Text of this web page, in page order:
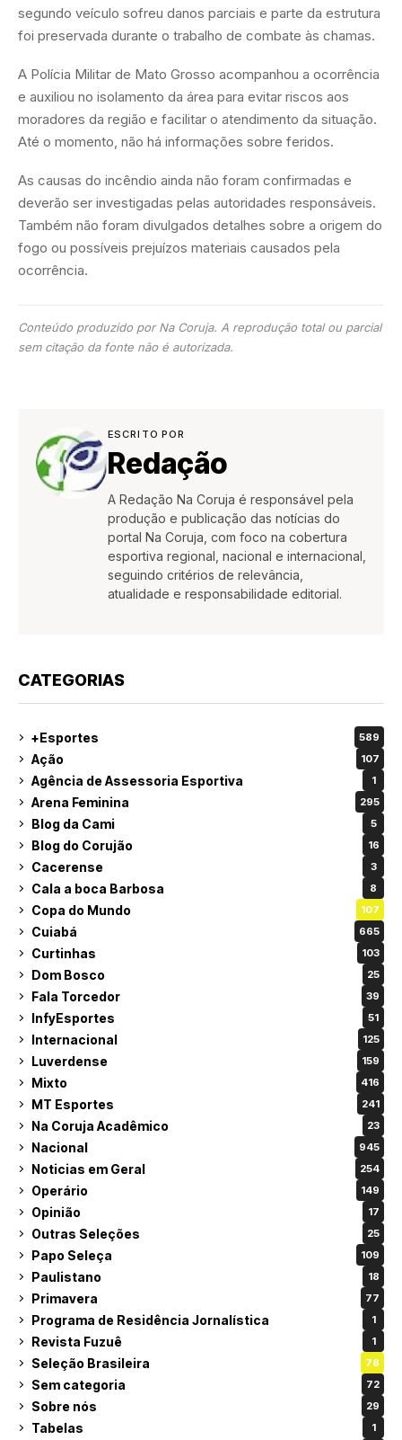
segundo veículo sofreu danos parciais e parte da estrutura
foi preservada durante o trabalho de combate às chamas.
A Polícia Militar de Mato Grosso acompanhou a ocorrência
e auxiliou no isolamento da área para evitar riscos aos
moradores da região e facilitar o atendimento da situação.
Até o momento, não há informações sobre feridos.
As causas do incêndio ainda não foram confirmadas e
deverão ser investigadas pelas autoridades responsáveis.
Também não foram divulgados detalhes sobre a origem do
fogo ou possíveis prejuízos materiais causados pela
ocorrência.
Conteúdo produzido por Na Coruja. A reprodução total ou parcial
sem citação da fonte não é autorizada.
ESCRITO POR
Redação
A Redação Na Coruja é responsável pela
produção e publicação das notícias do
portal Na Coruja, com foco na cobertura
esportiva regional, nacional e internacional,
seguindo critérios de relevância,
atualidade e responsabilidade editorial.
CATEGORIAS
+Esportes 589
Ação 107
Agência de Assessoria Esportiva 1
Arena Feminina 295
Blog da Cami 5
Blog do Corujão 16
Cacerense 3
Cala a boca Barbosa 8
Copa do Mundo 107
Cuiabá 665
Curtinhas 103
Dom Bosco 25
Fala Torcedor 39
InfyEsportes 51
Internacional 125
Luverdense 159
Mixto 416
MT Esportes 241
Na Coruja Acadêmico 23
Nacional 945
Noticias em Geral 254
Operário 149
Opinião 17
Outras Seleções 25
Papo Seleça 109
Paulistano 18
Primavera 77
Programa de Residência Jornalística 1
Revista Fuzuê 1
Seleção Brasileira 78
Sem categoria 72
Sobre nós 29
Tabelas 1